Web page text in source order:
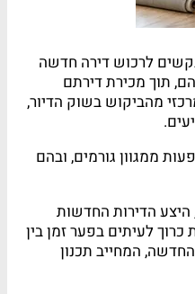
לרכוש דירה חדשה
תוך מכירת דירתם
מהביקוש בשוק הדיור,
ממגוון גורמים, ובהם
הדירות החדשות
כרוך לעיתים בפער זמן בין
המחייב תכנון